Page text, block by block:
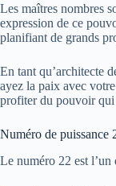
Les maîtres nombres
expression de ce
planifiant de grands
En tant qu’architecte
ayez la paix avec
profiter du pouvoir qui
Numéro de puissance
Le numéro 22 est l’un